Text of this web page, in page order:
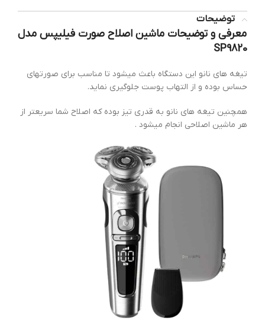
توضیحات
معرفی و توضیحات ماشین اصلاح صورت فیلیپس مدل
SP9820
تیغه های نانو این دستگاه باعث میشود تا مناسب برای صورتهای
حساس بوده و از التهاب پوست جلوگیری نماید.
همچنین تیغه های نانو به قدری تیز بوده که اصلاح شما سریعتر از
هر ماشین اصلاحی انجام میشود .